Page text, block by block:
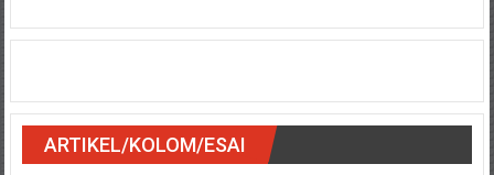
ARTIKEL/KOLOM/ESAI